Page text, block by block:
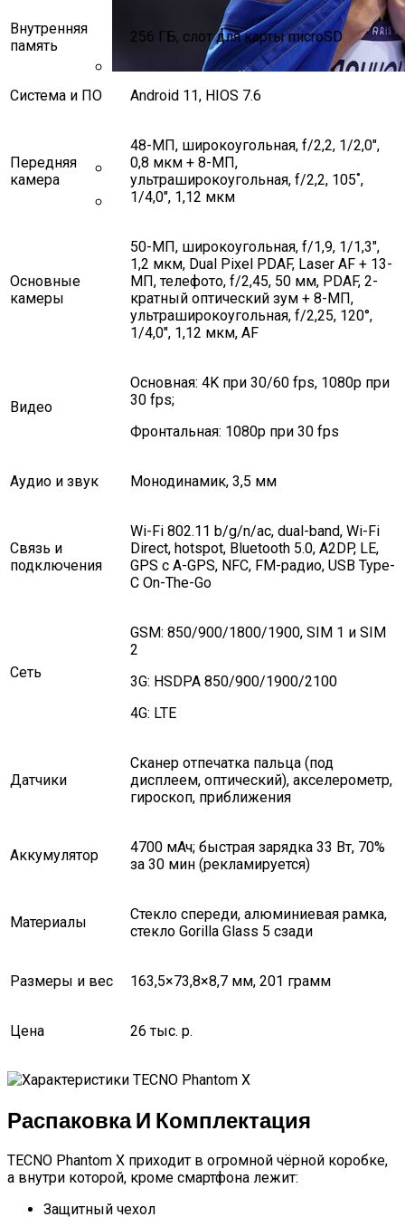
Ярослава Магучих Завоевала Бронзу
Нолито Перейдет В Барсу
Найджел Сирс Упал В Обморок Во
Мэдисон Кис
Внутренняя
память
256 ГБ, слот для карты microSD
Система и ПО Android 11, HIOS 7.6
Передняя
камера
48-МП, широкоугольная, f/2,2, 1/2,0″,
0,8 мкм + 8-МП,
ультраширокоугольная, f/2,2, 105˚,
1/4,0″, 1,12 мкм
Основные
камеры
50-МП, широкоугольная, f/1,9, 1/1,3″,
1,2 мкм, Dual Pixel PDAF, Laser AF + 13-
МП, телефото, f/2,45, 50 мм, PDAF, 2-
кратный оптический зум + 8-МП,
ультраширокоугольная, f/2,25, 120°,
1/4,0″, 1,12 мкм, AF
Видео
Основная: 4K при 30/60 fps, 1080p при
30 fps;
Фронтальная: 1080p при 30 fps
Аудио и звук Монодинамик, 3,5 мм
Связь и
подключения
Wi-Fi 802.11 b/g/n/ac, dual-band, Wi-Fi
Direct, hotspot, Bluetooth 5.0, A2DP, LE,
GPS с A-GPS, NFC, FM-радио, USB Type-
C On-The-Go
Сеть
GSM: 850/900/1800/1900, SIM 1 и SIM
2
3G: HSDPA 850/900/1900/2100
4G: LTE
Датчики
Сканер отпечатка пальца (под
дисплеем, оптический), акселерометр,
гироскоп, приближения
Аккумулятор
4700 мАч; быстрая зарядка 33 Вт, 70%
за 30 мин (рекламируется)
Материалы
Стекло спереди, алюминиевая рамка,
стекло Gorilla Glass 5 сзади
Размеры и вес 163,5×73,8×8,7 мм, 201 грамм
Цена 26 тыс. р.
Распаковка И Комплектация
TECNO Phantom X приходит в огромной чёрной коробке,
а внутри которой, кроме смартфона лежит:
Защитный чехол